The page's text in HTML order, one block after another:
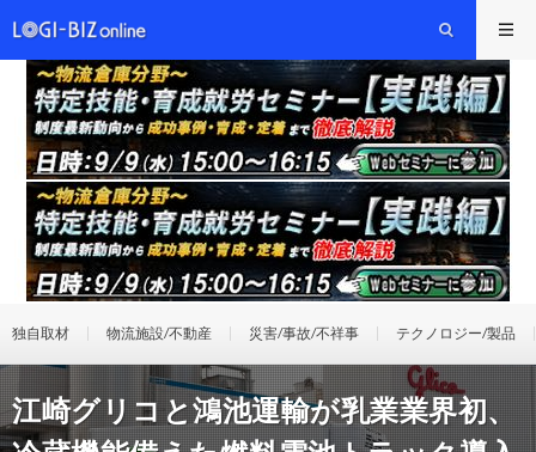
独自取材 物流施設/不動産 災害/事故/不祥事 テクノロジー/製品
江崎グリコと鴻池運輸が乳業業界初、